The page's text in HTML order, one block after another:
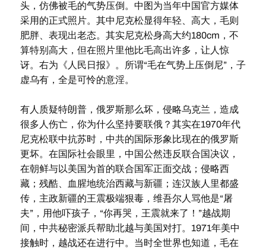
头，仿佛被毛的气势压倒。中图为当年中国官方媒体
采用的正式照片。其中尼克松显得年轻、高大，毛则
肥胖、表现出老态。其实尼克松身高大约180cm，不
算特别高大，但在照片里他比毛高出许多，让人惊
讶。右为《人民日报》。所谓“毛在气势上压倒尼”，子
虚乌有，全是可怜的意淫。
有人质疑特朗普，俄罗斯那么坏，侵略乌克兰，造成
很多人伤亡，你为什么坚持要联俄？其实在1970年代
尼克松联中抗苏时，中共的国际形象比现在的俄罗斯
更坏。在国际社会眼里，中国公然违反联合国决议，
在朝鲜与以美国为首的联合国军正面交战；侵略西
藏；残酷、血腥地统治西藏与新疆；连汉族人里都盛
传，主政新疆的王震极端狠毒，维吾尔人骂他是“屠
夫”，用他吓孩子，“你再哭，王震就来了！”越战期
间，中共秘密派兵帮助北越与美国对打。1971年美中
接触时，越战还在进行中。当时全世界也知道，毛在